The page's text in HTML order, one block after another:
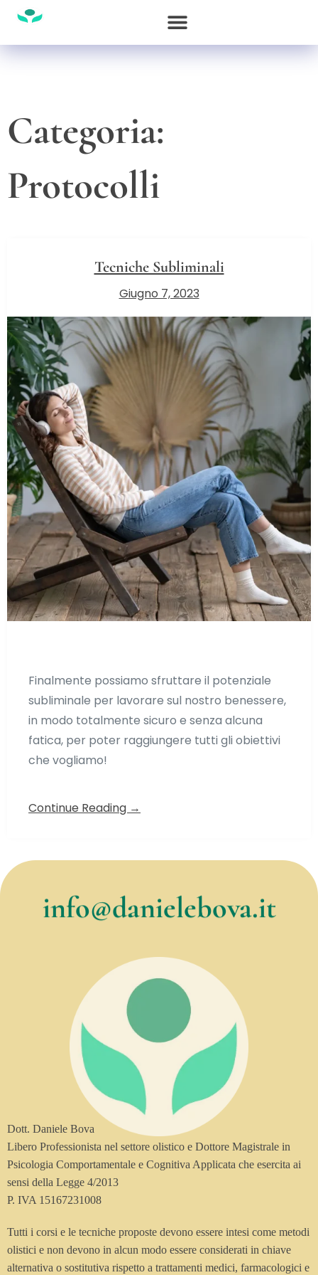
Categoria:
Protocolli
Tecniche Subliminali
Giugno 7, 2023
Finalmente possiamo sfruttare il potenziale
subliminale per lavorare sul nostro benessere,
in modo totalmente sicuro e senza alcuna
fatica, per poter raggiungere tutti gli obiettivi
che vogliamo!
Continue Reading →
info@danielebova.it
Dott. Daniele Bova
Libero Professionista nel settore olistico e Dottore Magistrale in
Psicologia Comportamentale e Cognitiva Applicata che esercita ai
sensi della Legge 4/2013
P. IVA 15167231008
Tutti i corsi e le tecniche proposte devono essere intesi come metodi
olistici e non devono in alcun modo essere considerati in chiave
alternativa o sostitutiva rispetto a trattamenti medici, farmacologici e